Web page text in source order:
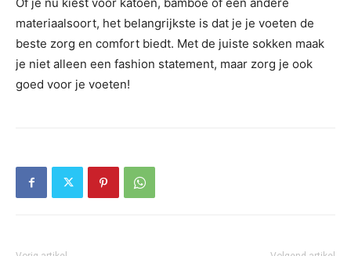
Of je nu kiest voor katoen, bamboe of een andere
materiaalsoort, het belangrijkste is dat je je voeten de
beste zorg en comfort biedt. Met de juiste sokken maak
je niet alleen een fashion statement, maar zorg je ook
goed voor je voeten!